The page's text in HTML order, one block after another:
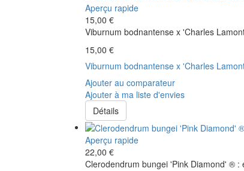
Aperçu rapide
15,00 €
Viburnum bodnantense x 'Charles
15,00 €
Viburnum bodnantense x 'Charles
Ajouter au comparateur
Ajouter à ma liste d'envies
Détails
Aperçu rapide
22,00 €
Clerodendrum bungei 'Pink Diamond' ®